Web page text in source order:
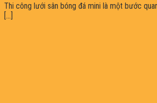
Thi công lưới sân bóng đá mini là một bước
[...]